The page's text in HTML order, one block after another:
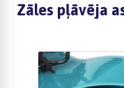
Zāles pļāvēja